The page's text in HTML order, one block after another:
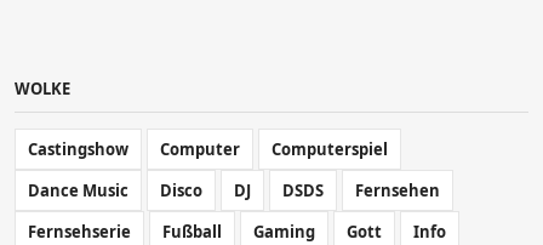
WOLKE
Castingshow Computer
Computerspiel
Dance Music
Disco DJ DSDS
Fernsehen
Fernsehserie
Fußball Gaming Gott
Info